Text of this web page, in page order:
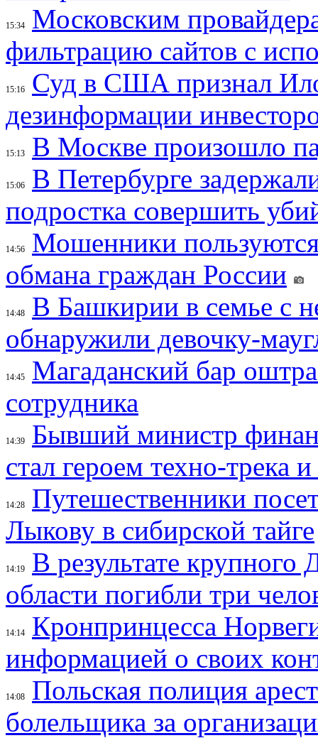
15:34
Московским
фильтрацию сайтов с
15:16
Суд в США признал
дезинформации
15:13 В Москве произошло
15:06
В Петербурге
подростка совершить
14:56
Мошенники
обмана граждан России
14:48
В Башкирии в семье с
обнаружили девочку-
14:45
Магаданский бар
сотрудника
14:39
Бывший министр
стал героем техно-трека
14:28
Путешественники
Лыкову в сибирской тайге
14:19
В результате крупного
области погибли три
14:14
Кронпринцесса
информацией о своих
14:08
Польская полиция
болельщика за